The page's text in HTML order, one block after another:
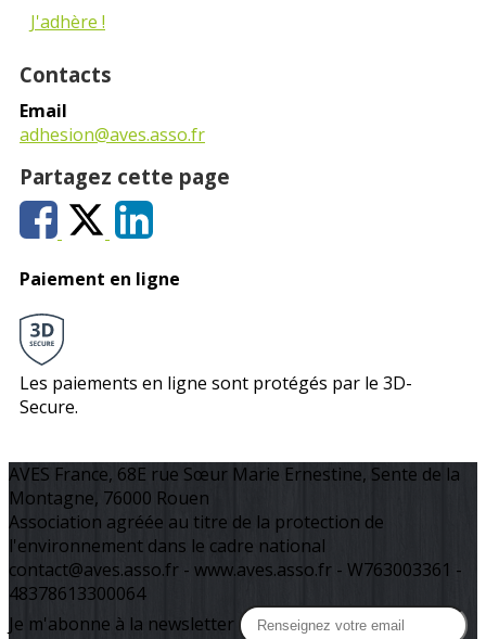
J'adhère !
Contacts
Email
adhesion@aves.asso.fr
Partagez cette page
Paiement en ligne
Les paiements en ligne sont protégés par le 3D-
Secure.
AVES France, 68E rue Sœur Marie Ernestine, Sente de la
Montagne, 76000 Rouen
Association agréée au titre de la protection de
l'environnement dans le cadre national
contact@aves.asso.fr - www.aves.asso.fr - W763003361 -
48378613300064
Je m'abonne à la newsletter